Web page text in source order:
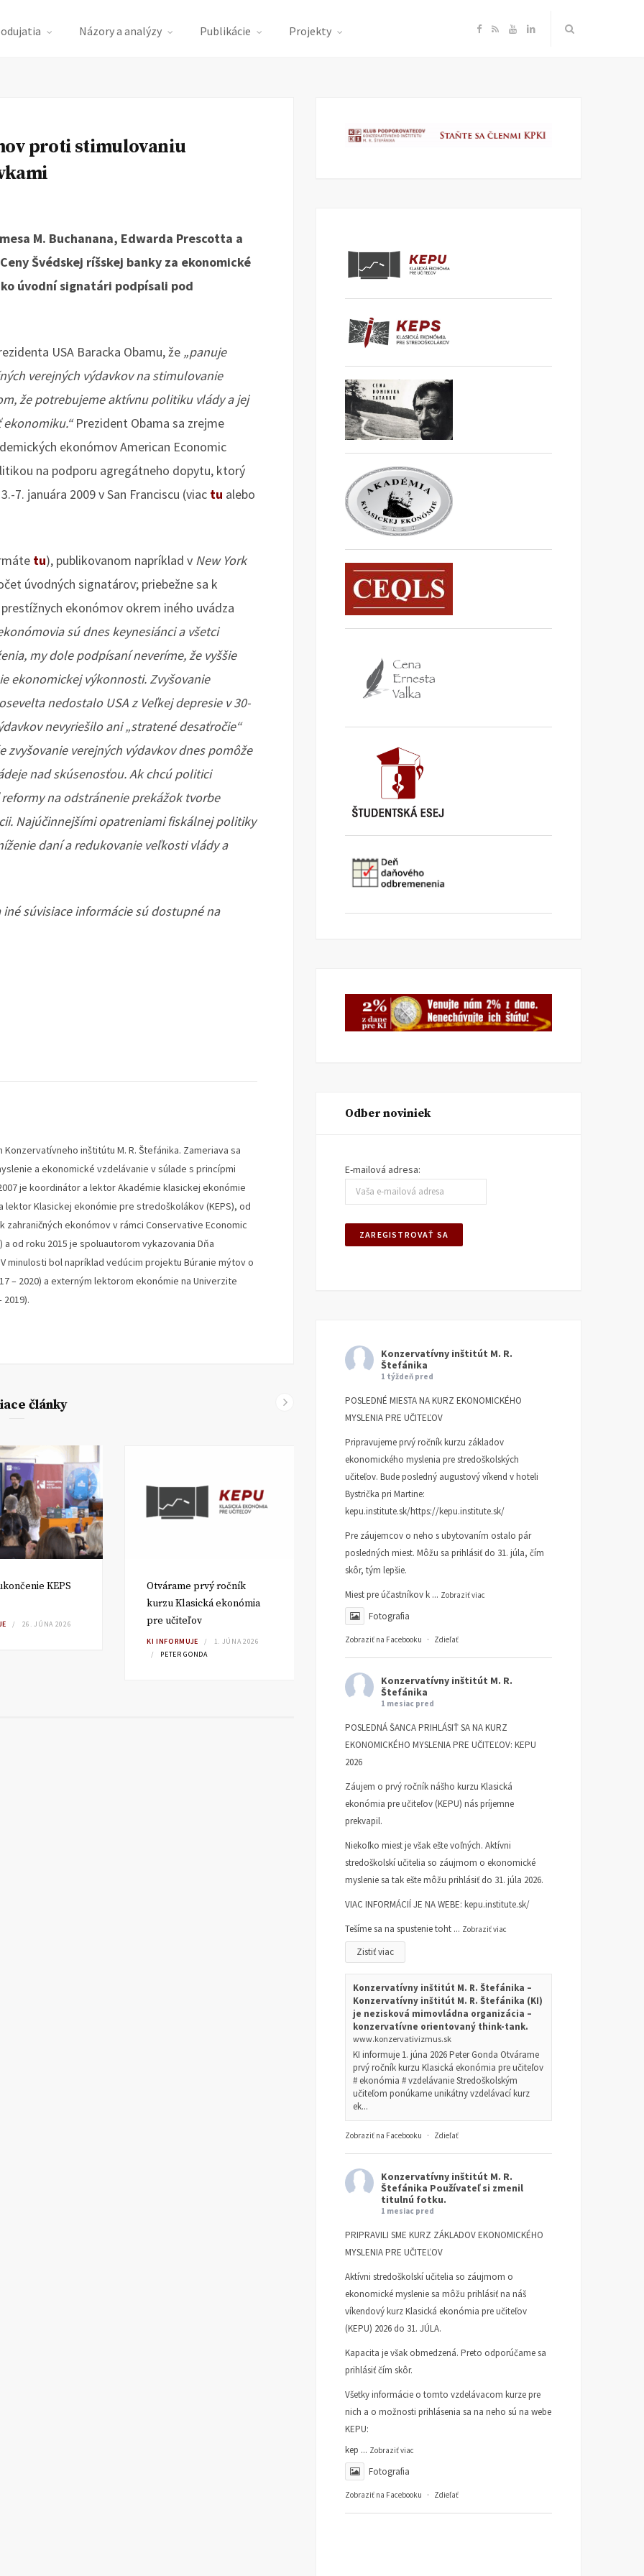
Názory a analýzy Publikácie Projekty F
e
R Y
T
L
k
proti stimulovaniu
M. Buchanana, Edwarda Prescotta a
Švédskej ríšskej banky za ekonomické
úvodní signatári podpísali pod
USA Baracka Obamu, že „panuje
verejných výdavkov na stimulovanie
že potrebujeme aktívnu politiku vlády a jej
Prezident Obama sa zrejme
ekonómov American Economic
na podporu agregátneho dopytu, ktorý
7. januára 2009 v San Franciscu (viac tu alebo
tu), publikovanom napríklad v New York
úvodných signatárov; priebežne sa k
ekonómov okrem iného uvádza
sú dnes keynesiánci a všetci
my dole podpísaní neveríme, že vyššie
ekonomickej výkonnosti. Zvyšovanie
nedostalo USA z Veľkej depresie v 30-
nevyriešilo ani „stratené desaťročie“
zvyšovanie verejných výdavkov dnes pomôže
nad skúsenosťou. Ak chcú politici
na odstránenie prekážok tvorbe
Najúčinnejšími opatreniami fiskálnej politiky
daní a redukovanie veľkosti vlády a
súvisiace informácie sú dostupné na
inštitútu M. R. Štefánika. Zameriava sa
a ekonomické vzdelávanie v súlade s princípmi
je koordinátor a lektor Akadémie klasickej ekonómie
lektor Klasickej ekonómie pre stredoškolákov (KEPS), od
zahraničných ekonómov v rámci Conservative Economic
a od roku 2015 je spoluautorom vykazovania Dňa
minulosti bol napríklad vedúcim projektu Búranie mýtov o
– 2020) a externým lektorom ekonómie na Univerzite
články
KEPS
26. JÚNA 2026
Otvárame prvý ročník
kurzu Klasická ekonómia
pre učiteľov
KI INFORMUJE
1. JÚNA 2026
PETER GONDA
KI INFORMUJE
Odber noviniek
E-mailová adresa:
Konzervatívny inštitút M. R.
Štefánika
1 týždeň pred
POSLEDNÉ MIESTA NA KURZ EKONOMICKÉHO
MYSLENIA PRE UČITEĽOV
Pripravujeme prvý ročník kurzu základov
ekonomického myslenia pre stredoškolských
učiteľov. Bude posledný augustový víkend v hoteli
Bystrička pri Martine:
kepu.institute.sk/https://kepu.institute.sk/
Pre záujemcov o neho s ubytovaním ostalo pár
posledných miest. Môžu sa prihlásiť do 31. júla, čím
skôr, tým lepšie.
Miest pre účastníkov k ... Zobraziť viac
Fotografia
Zobraziť na Facebooku · Zdieľať
Konzervatívny inštitút M. R.
Štefánika
1 mesiac pred
POSLEDNÁ ŠANCA PRIHLÁSIŤ SA NA KURZ
EKONOMICKÉHO MYSLENIA PRE UČITEĽOV: KEPU
2026
Záujem o prvý ročník nášho kurzu Klasická
ekonómia pre učiteľov (KEPU) nás príjemne
prekvapil.
Niekoľko miest je však ešte voľných. Aktívni
stredoškolskí učitelia so záujmom o ekonomické
myslenie sa tak ešte môžu prihlásiť do 31. júla 2026.
VIAC INFORMÁCIÍ JE NA WEBE: kepu.institute.sk/
Tešíme sa na spustenie toht ... Zobraziť viac
Zistiť viac
Konzervatívny inštitút M. R. Štefánika –
Konzervatívny inštitút M. R. Štefánika (KI)
je nezisková mimovládna organizácia –
konzervatívne orientovaný think-tank.
www.konzervativizmus.sk
KI informuje 1. júna 2026 Peter Gonda Otvárame
prvý ročník kurzu Klasická ekonómia pre učiteľov
# ekonómia # vzdelávanie Stredoškolským
učiteľom ponúkame unikátny vzdelávací kurz
ek...
Zobraziť na Facebooku · Zdieľať
Konzervatívny inštitút M. R.
Štefánika Používateľ si zmenil
titulnú fotku.
1 mesiac pred
PRIPRAVILI SME KURZ ZÁKLADOV EKONOMICKÉHO
MYSLENIA PRE UČITEĽOV
Aktívni stredoškolskí učitelia so záujmom o
ekonomické myslenie sa môžu prihlásiť na náš
víkendový kurz Klasická ekonómia pre učiteľov
(KEPU) 2026 do 31. JÚLA.
Kapacita je však obmedzená. Preto odporúčame sa
prihlásiť čím skôr.
Všetky informácie o tomto vzdelávacom kurze pre
nich a o možnosti prihlásenia sa na neho sú na webe
KEPU:
kep ... Zobraziť viac
Fotografia
Zobraziť na Facebooku · Zdieľať